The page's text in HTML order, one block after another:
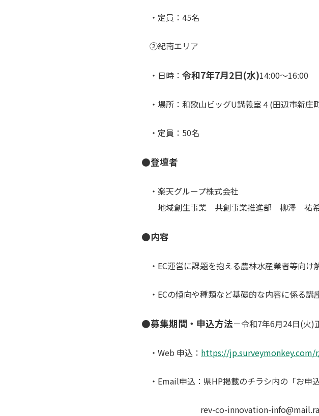
・定員：45名
②紀南エリア
・日時： 令和7年7月2日(水)14:00～16:00
・場所：和歌山ビッグU講義室４(田辺市新庄
・定員：50名
●登壇者
・楽天グループ株式会社
地域創生事業 共創事業推進部 柳澤 祐
●内容
・EC運営に課題を抱える農林水産業者等向け
・ECの傾向や種類など基礎的な内容に係る講
●募集期間・申込方法－令和7年6月24日(火)
・Web 申込： https://jp.surveymonkey.com/
・Email申込：県HP掲載のチラシ内の「お申
rev-co-innovation-